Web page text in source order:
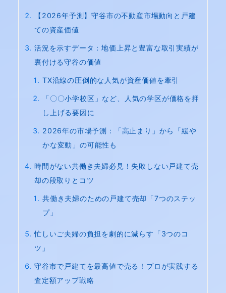
【2026年予測】守谷市の不動産市場動向と戸建
ての資産価値
活況を示すデータ：地価上昇と豊富な取引実績が
裏付ける守谷の価値
TX沿線の圧倒的な人気が資産価値を牽引
「〇〇小学校区」など、人気の学区が価格を押
し上げる要因に
2026年の市場予測：「高止まり」から「緩や
かな変動」の可能性も
時間がない共働き夫婦必見！失敗しない戸建て売
却の段取りとコツ
共働き夫婦のための戸建て売却「7つのステッ
プ」
忙しいご夫婦の負担を劇的に減らす「3つのコ
ツ」
守谷市で戸建てを最高値で売る！プロが実践する
査定額アップ戦略